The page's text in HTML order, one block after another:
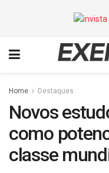
Home Destaques
Novos
como
classe